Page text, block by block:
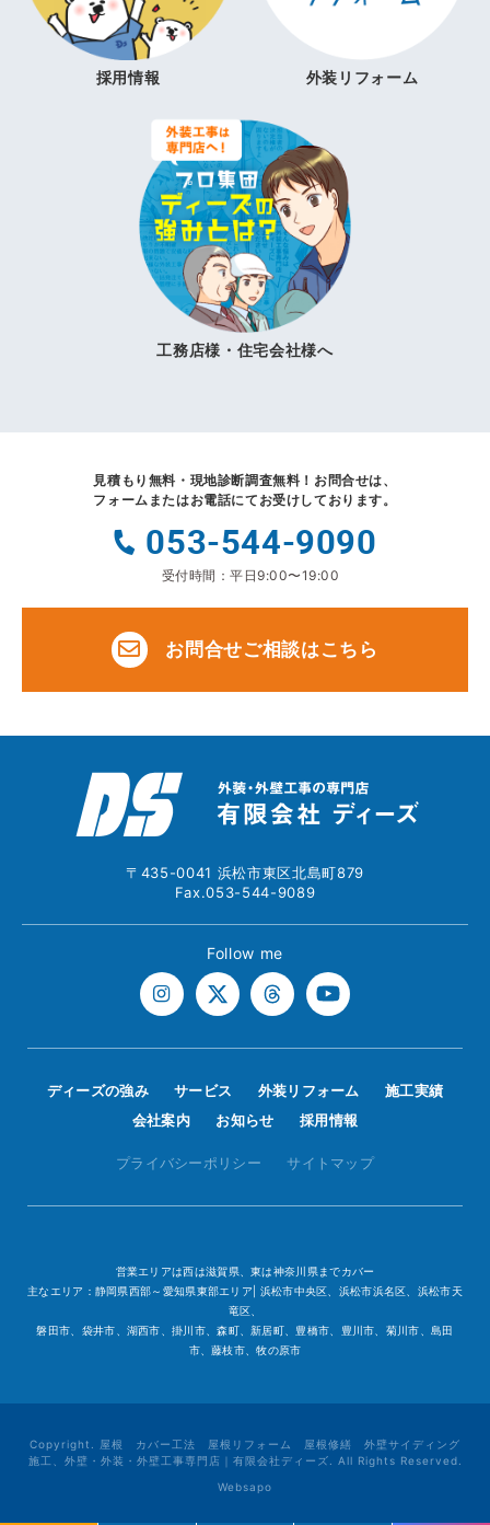
採用情報 外装リフォーム
工務店様・住宅会社様へ
見積もり無料・現地診断調査無料！ お問合せは、
フォームまたはお電話にてお受けしております。
053-544-9090
受付時間：平日9:00〜19:00
お問合せご相談はこちら
〒435-0041 浜松市東区北島町879
Fax.053-544-9089
Follow me
ディーズの強み サービス 外装リフォーム
施工実績
会社案内
お知らせ 採用情報
プライバシーポリシー サイトマップ
営業エリアは西は滋賀県、東は神奈川県までカバー
主なエリア：静岡県西部～愛知県東部エリア| 浜松市中央区、浜松市浜名区、浜松市天
竜区、
磐田市、袋井市、湖西市、掛川市、森町、新居町、豊橋市、豊川市、菊川市、島田
市、藤枝市、牧の原市
Copyright. 屋根 カバー工法 屋根リフォーム 屋根修繕 外壁サイディング
施工、外壁・外装・外壁工事専門店｜有限会社ディーズ. All Rights Reserved.
Websapo